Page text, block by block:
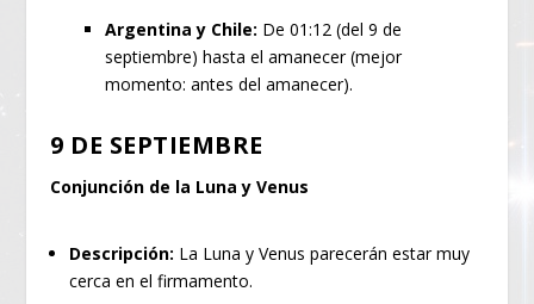
Argentina y Chile: De 01:12 (del 9 de
septiembre) hasta el amanecer (mejor
momento: antes del amanecer).
9 DE SEPTIEMBRE
Conjunción de la Luna y Venus
Descripción: La Luna y Venus parecerán estar muy
cerca en el firmamento.